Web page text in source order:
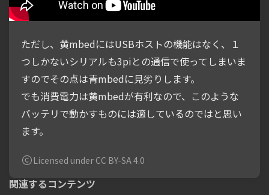
ただし、黄mbedにはUSBホストの機能はなく、１
つしかないシリアルも3piとの通信で使ってしまいま
すのでその点は青mbedに見劣りします。
でも消費電力は黄mbedが有利なので、このような
バッテリで動かすものには適しているのではと思い
ます。
Licensed under CC BY-SA 4.0
関連するコンテンツ